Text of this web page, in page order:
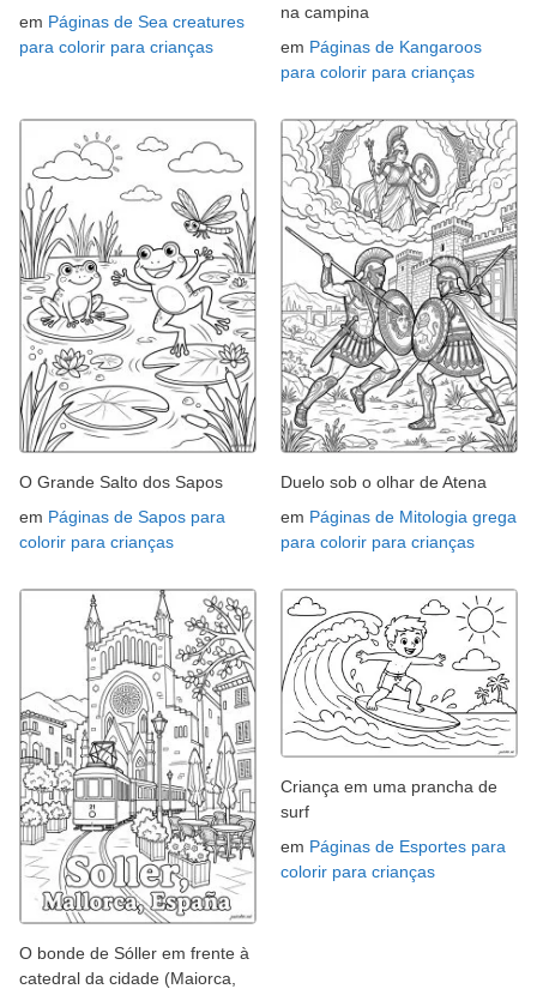
em Páginas de Sea creatures
para colorir para crianças
na campina
em Páginas de Kangaroos
para colorir para crianças
O Grande Salto dos Sapos
em Páginas de Sapos para
colorir para crianças
Duelo sob o olhar de Atena
em Páginas de Mitologia grega
para colorir para crianças
O bonde de Sóller em frente à
catedral da cidade (Maiorca,
Criança em uma prancha de
surf
em Páginas de Esportes para
colorir para crianças